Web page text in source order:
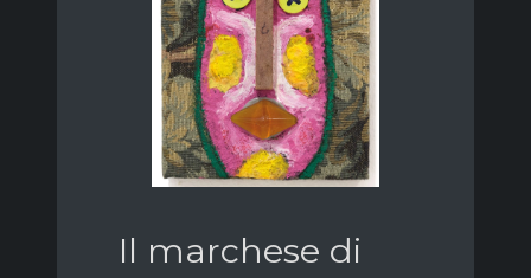
Il marchese di